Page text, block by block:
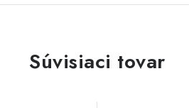
Súvisiaci tovar